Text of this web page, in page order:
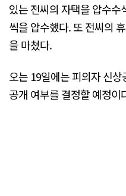
있는 전씨의 자택을 압수
씩을 압수했다. 또 전씨의
을 마쳤다.
오는 19일에는 피의자 신
공개 여부를 결정할 예정이